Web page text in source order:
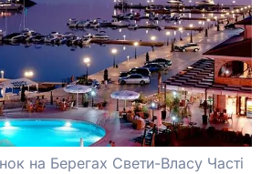
на Берегах Свети-Власу Часті